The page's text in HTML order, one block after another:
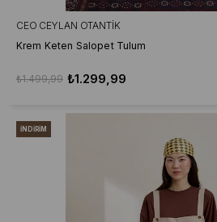
CEO CEYLAN OTANTIK
Krem Keten Salopet Tulum
₺1.299,99
₺1.499,99
İNDIRIM